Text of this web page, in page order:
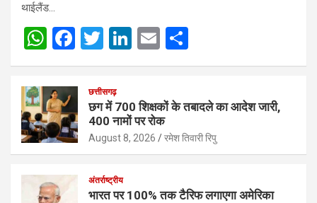
थाईलैंड…
W
h
at
s
A
p
p
F
a
ce
b
o
o
k
T
wi
tt
er
Li
n
dI
n
E
m h
e
छत्तीसगढ़
छग में 700 शिक्षकों के तबादले का आदेश जारी,
400 नामों पर रोक
August 8, 2026 रमेश तिवारी रिपु
अंतर्राष्ट्रीय
भारत पर 100% तक टैरिफ लगाएगा अमेरिका